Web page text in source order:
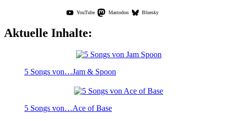
YouTube Mastodon Bluesky
Aktuelle Inhalte:
5 Songs von…Jam & Spoon
5 Songs von…Ace of Base